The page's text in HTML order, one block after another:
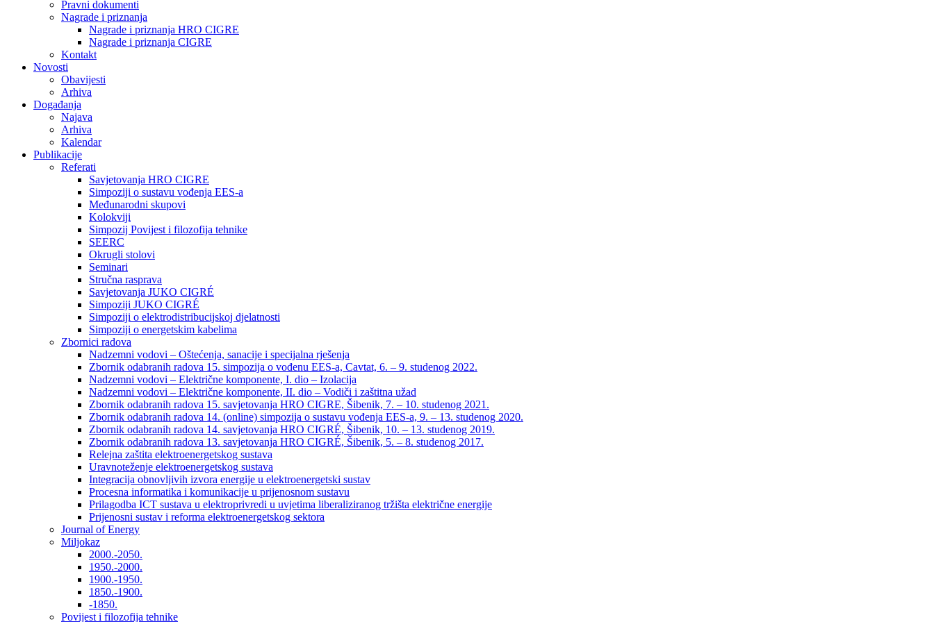
Pravni dokumenti
Nagrade i priznanja
Nagrade i priznanja HRO CIGRE
Nagrade i priznanja CIGRE
Kontakt
Novosti
Obavijesti
Arhiva
Događanja
Najava
Arhiva
Kalendar
Publikacije
Referati
Savjetovanja HRO CIGRE
Simpoziji o sustavu vođenja EES-a
Međunarodni skupovi
Kolokviji​
Simpozij Povijest i filozofija tehnike
SEERC
Okrugli stolovi
Seminari​
Stručna rasprava​
Savjetovanja JUKO CIGRÉ
Simpoziji JUKO CIGRÉ
Simpoziji o elektrodistribucijskoj djelatnosti
Simpoziji o energetskim kabelima
Zbornici radova
Nadzemni vodovi – Oštećenja, sanacije i specijalna rješenja
Zbornik odabranih radova 15. simpozija o vođenu EES-a, Cavtat, 6. – 9. studenog 2022.
Nadzemni vodovi – Električne komponente, I. dio – Izolacija
Nadzemni vodovi – Električne komponente, II. dio – Vodiči i zaštitna užad
Zbornik odabranih radova 15. savjetovanja HRO CIGRE, Šibenik, 7. – 10. studenog 2021.
Zbornik odabranih radova 14. (online) simpozija o sustavu vođenja EES-a, 9. – 13. studenog 2020.
Zbornik odabranih radova 14. savjetovanja HRO CIGRÉ, Šibenik, 10. – 13. studenog 2019.
Zbornik odabranih radova 13. savjetovanja HRO CIGRÉ, Šibenik, 5. – 8. studenog 2017.
Relejna zaštita elektroenergetskog sustava
Uravnoteženje elektroenergetskog sustava
Integracija obnovljivih izvora energije u elektroenergetski sustav
Procesna informatika i komunikacije u prijenosnom sustavu
Prilagodba ICT sustava u elektroprivredi u uvjetima liberaliziranog tržišta električne energije
Prijenosni sustav i reforma elektroenergetskog sektora
Journal of Energy
Miljokaz
2000.-2050.
1950.-2000.
1900.-1950.
1850.-1900.
-1850.
Povijest i filozofija tehnike